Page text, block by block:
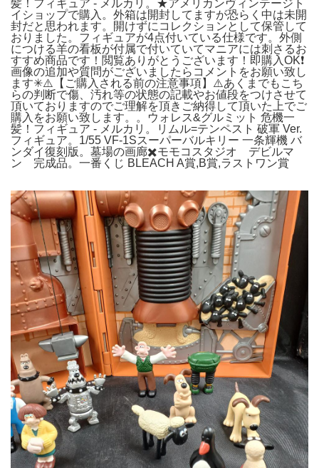
髪！フィギュア - メルカリ。★アメリカンヴィンテージト
イショップで購入。外箱は開封してますが恐らく中は未開
封だと思われます。開けずにコレクションとして保管して
おりました。フィギュアが4点付いている仕様です。外側
につける羊の看板が付属で付いていてマニアには刺さるお
すすめ商品です！閲覧ありがとうございます！即購入OK❗️
画像の追加や質問がございましたらコメントをお願い致し
ます✳︎⚠️【ご購入される前の注意事項】⚠️あくまでもこち
らの判断で傷、汚れ等の状態の記載やお値段をつけさせて
頂いておりますのでご理解を頂きご納得して頂いた上でご
購入をお願い致します。。ウォレス&グルミット 危機一
髪！フィギュア - メルカリ。リムル=テンペスト 破軍 Ver.
フィギュア。1/55 VF-1Sスーパーバルキリー 一条輝機 バ
ンダイ復刻版。墓場の画廊✖️モモコスタジオ デビルマ
ン 完成品。一番くじ BLEACH A賞,B賞,ラストワン賞